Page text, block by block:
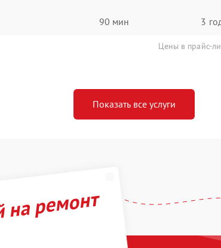
90 мин 3
Цены в прайс-
Показать все услуги
ремонт